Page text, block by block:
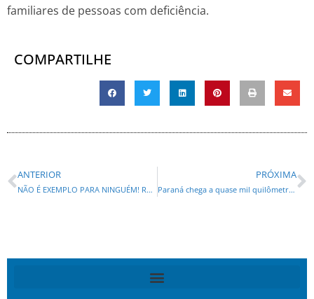
familiares de pessoas com deficiência.
COMPARTILHE
ANTERIOR
NÃO É EXEMPLO PARA NINGUÉM! RENATO FREITAS DO PT, ENTRA NA HISTÓRIA COMO O 1º DEPUTADO A SER CASSADO NA ALEP
PRÓXIMA
Paraná chega a quase mil quilômetros de rodovias e novas estradas em concreto